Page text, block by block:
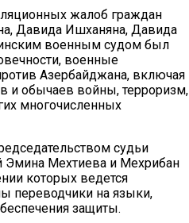
жалоб граждан
Давида Ишханяна, Давида
военным судом был
военные
Азербайджана, включая
и обычаев войны, терроризм,
многочисленных
судьи
Эмина Мехтиева и Мехрибан
которых ведется
переводчики на языки,
защиты.